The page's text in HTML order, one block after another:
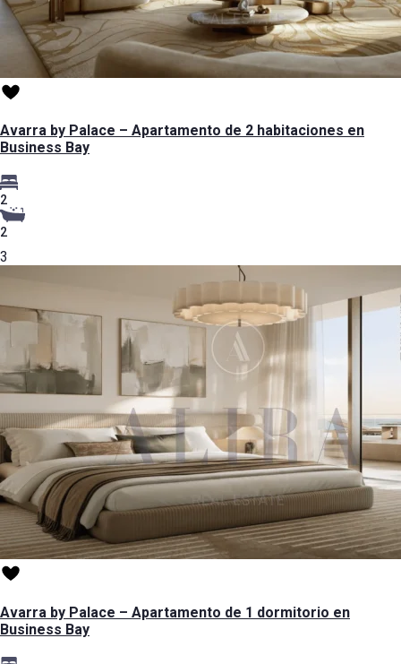
Avarra by Palace – Apartamento de 2 habitaciones en
Business Bay
2
2
3
Avarra by Palace – Apartamento de 1 dormitorio en
Business Bay